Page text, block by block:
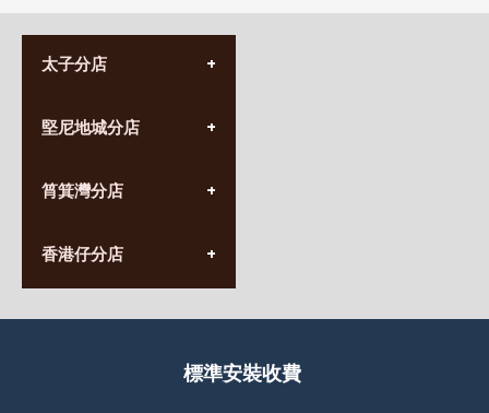
太子分店
營業時間:
九龍太子太子道西141號
堅尼地城分店
營業時間:
香港堅尼地城卑路乍街
(堅尼地城地鐵站B出口)
筲箕灣分店
營業時間:
(10:00am-20:30pm)
香港仔分店
營業時間:
香港香港仔成都道20-28號標準安裝收費